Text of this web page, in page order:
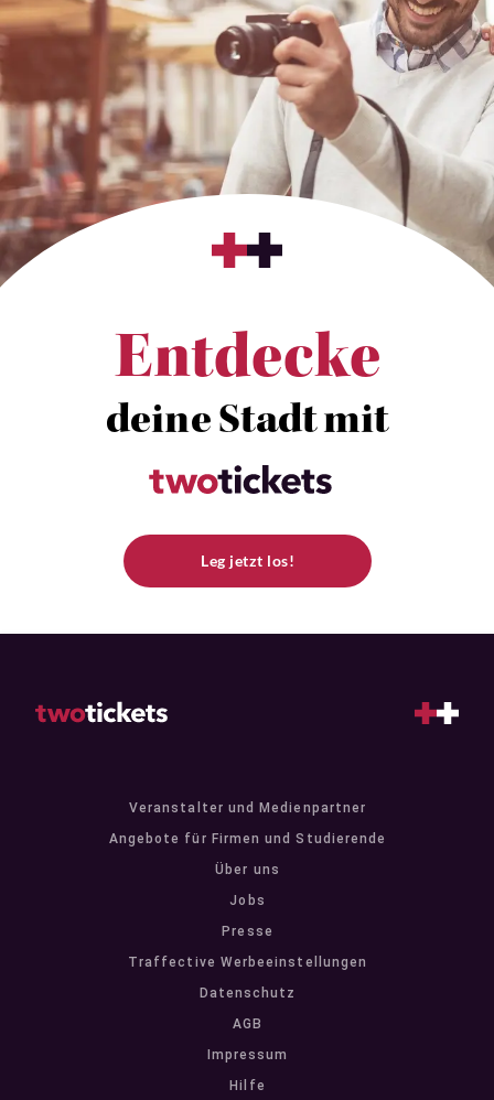
Entdecke
deine Stadt mit
Leg jetzt los!
Veranstalter und Medienpartner
Angebote für Firmen und Studierende
Über uns
Jobs
Presse
Traffective Werbeeinstellungen
Datenschutz
AGB
Impressum
Hilfe